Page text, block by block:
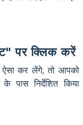
पर क्लिक करें
कर लेंगे, तो आपको
के पास निर्देशित किया